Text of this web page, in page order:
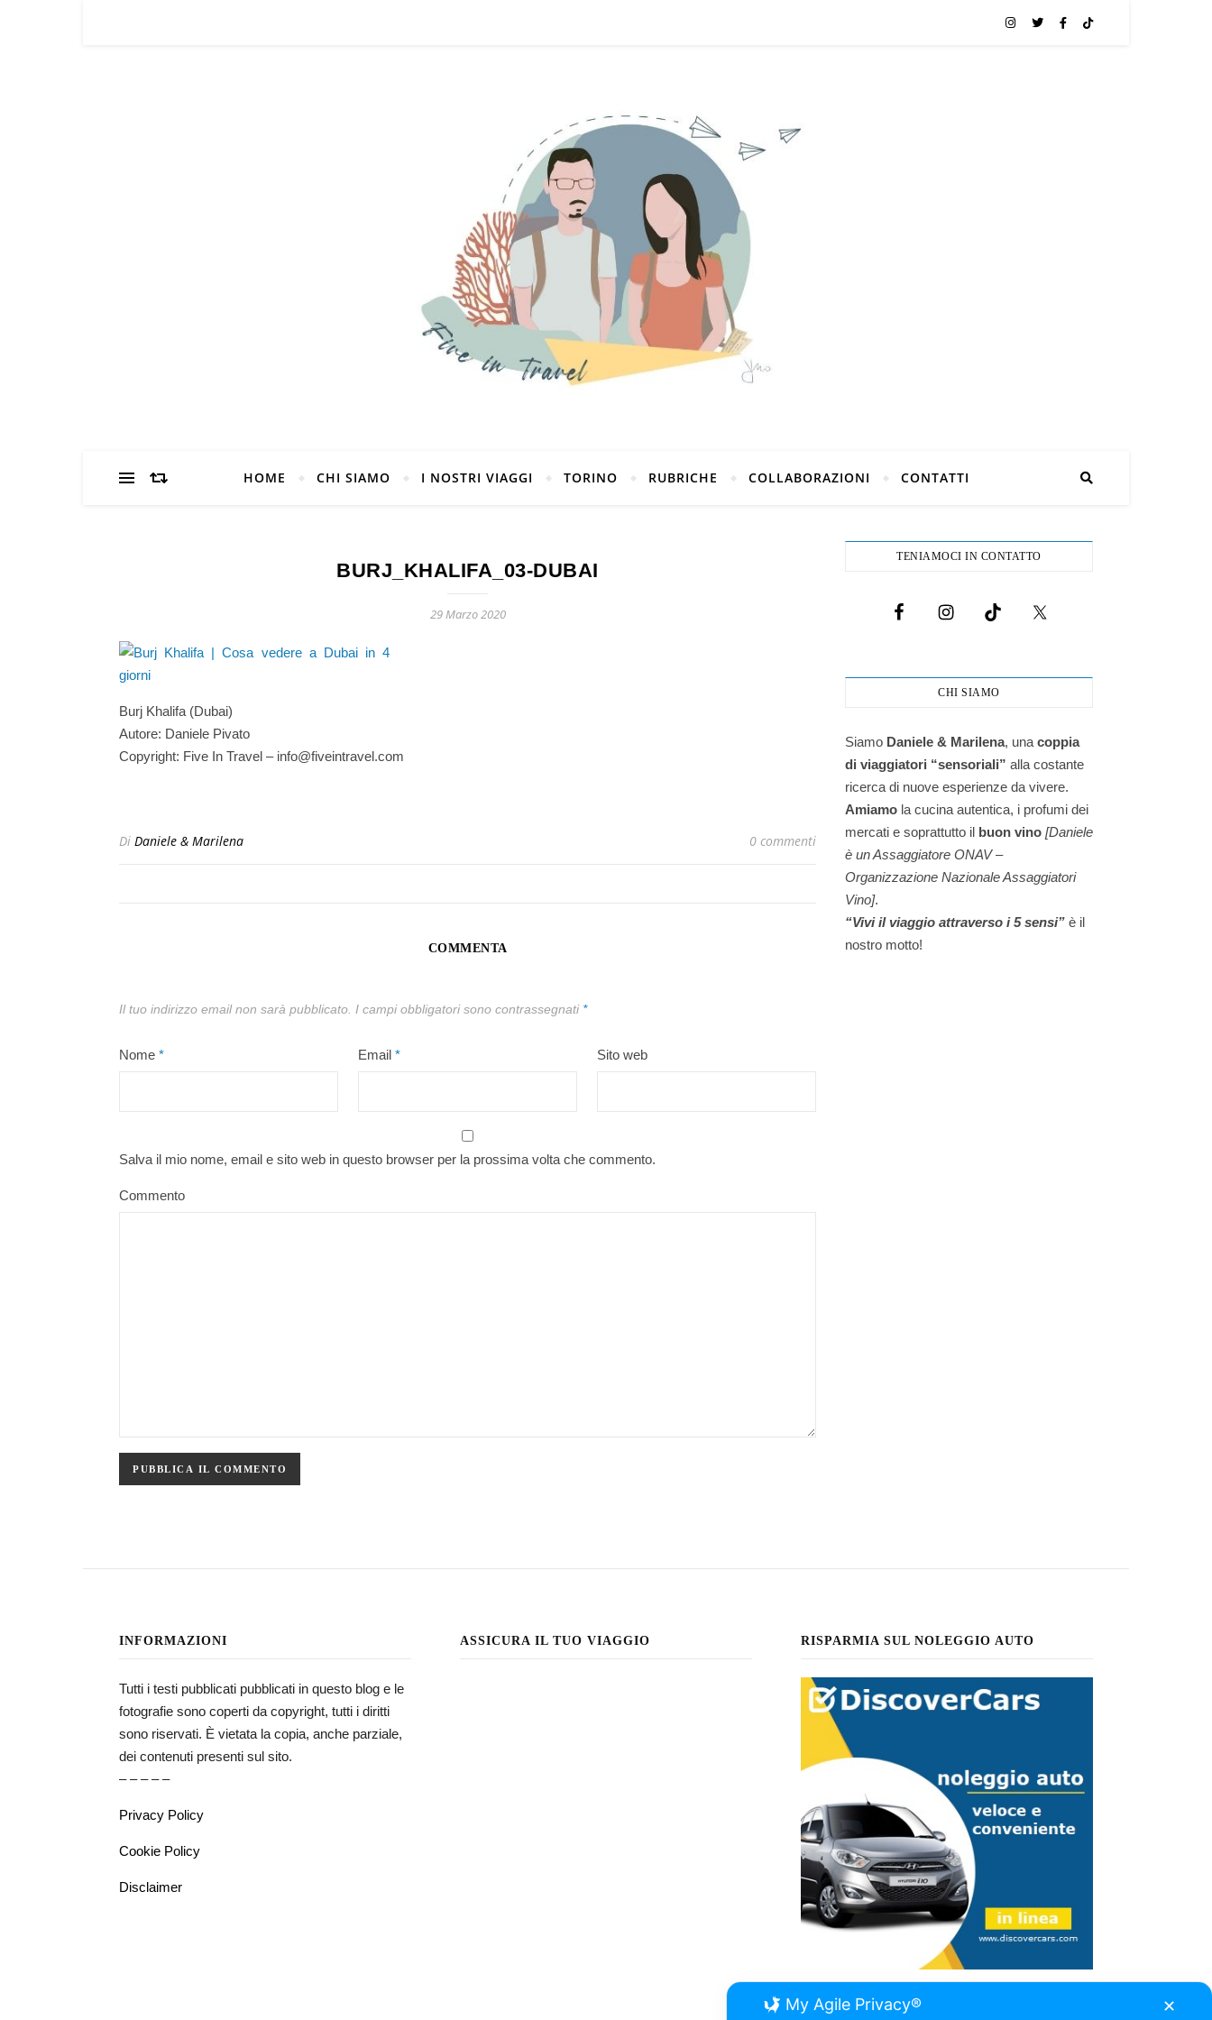
HOME CHI SIAMO I NOSTRI VIAGGI TORINO RUBRICHE COLLABORAZIONI CONTATTI
BURJ_KHALIFA_03-DUBAI
29 Marzo 2020
Burj Khalifa (Dubai)
Autore: Daniele Pivato
Copyright: Five In Travel – info@fiveintravel.com
Di Daniele & Marilena 0 commenti
COMMENTA
Il tuo indirizzo email non sarà pubblicato. I campi obbligatori sono contrassegnati *
Nome * Email * Sito web
Salva il mio nome, email e sito web in questo browser per la prossima volta che commento.
Commento
TENIAMOCI IN CONTATTO
CHI SIAMO
Siamo Daniele & Marilena, una coppia
di viaggiatori “sensoriali” alla costante
ricerca di nuove esperienze da vivere.
Amiamo la cucina autentica, i profumi dei
mercati e soprattutto il buon vino [Daniele
è un Assaggiatore ONAV –
Organizzazione Nazionale Assaggiatori
Vino].
“Vivi il viaggio attraverso i 5 sensi” è il
nostro motto!
INFORMAZIONI
Tutti i testi pubblicati pubblicati in questo blog e le
fotografie sono coperti da copyright, tutti i diritti
sono riservati. È vietata la copia, anche parziale,
dei contenuti presenti sul sito.
– – – – –
Privacy Policy
Cookie Policy
Disclaimer
ASSICURA IL TUO VIAGGIO RISPARMIA SUL NOLEGGIO AUTO
My Agile Privacy® ✕